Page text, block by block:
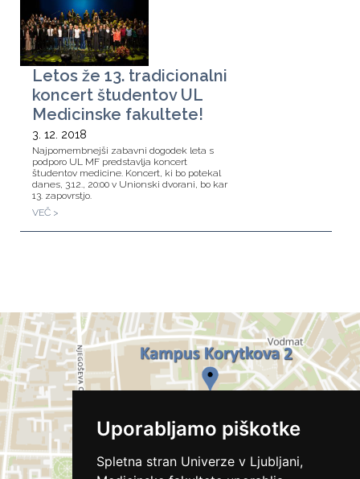
Uporabljamo piškotke
Spletna stran Univerze v Ljubljani,
Letos že 13. tradicionalni
koncert študentov UL
Medicinske fakultete!
3. 12. 2018
Najpomembnejši zabavni dogodek leta s
podporo UL MF predstavlja koncert
študentov medicine. Koncert, ki bo potekal
danes, 3.12., 20:00 v Unionski dvorani, bo kar
13. zapovrstjo.
VEČ >